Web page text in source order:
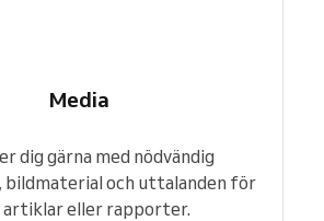
Media
dig gärna med nödvändig
och uttalanden för
artiklar eller rapporter.